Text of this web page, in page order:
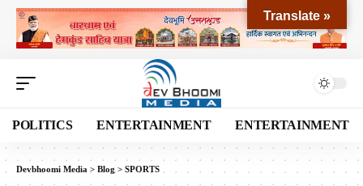
POLITICS ENTERTAINMENT ENTERTAINMENT
Devbhoomi Media > Blog > SPORTS
Translate »